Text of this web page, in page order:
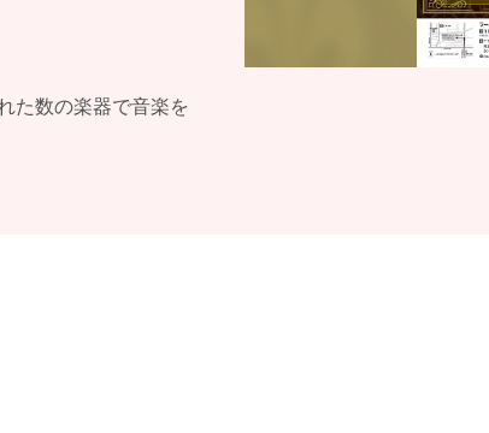
た数の楽器で音楽を